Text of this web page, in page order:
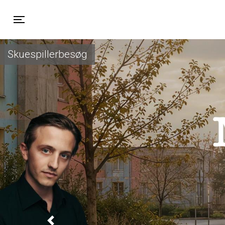
Skuespillerbesøg